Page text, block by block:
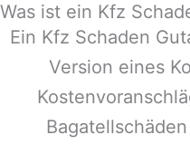
Was ist ein Kfz
Ein Kfz Schaden
Version eines